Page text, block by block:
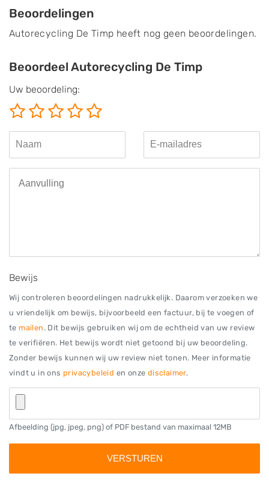
Beoordelingen
Autorecycling De Timp heeft nog geen beoordelingen.
Beoordeel Autorecycling De Timp
Uw beoordeling:
Bewijs
Wij controleren beoordelingen nadrukkelijk. Daarom verzoeken we
u vriendelijk om bewijs, bijvoorbeeld een factuur, bij te voegen of
te mailen . Dit bewijs gebruiken wij om de echtheid van uw review
te verifiëren. Het bewijs wordt niet getoond bij uw beoordeling.
Zonder bewijs kunnen wij uw review niet tonen. Meer informatie
vindt u in ons privacybeleid en onze disclaimer.
Afbeelding (jpg, jpeg, png) of PDF bestand van maximaal 12MB